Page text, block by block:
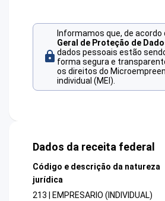
Informamos que, de acordo
Geral de Proteção de
dados pessoais estão
forma segura e
os direitos do
individual (MEI).
Dados da receita federal
Código e descrição da natureza
jurídica
213 | EMPRESARIO (INDIVIDUAL)